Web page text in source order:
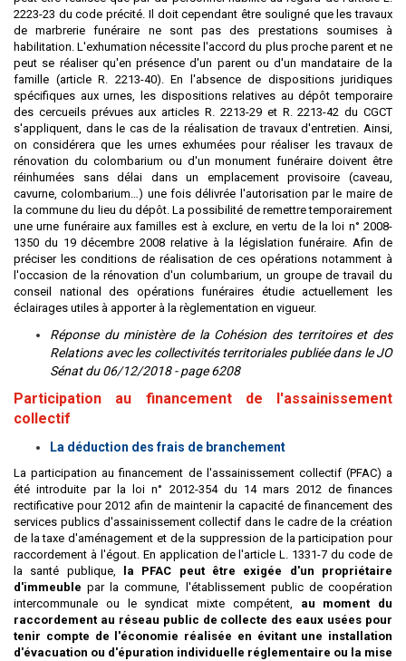
2223-23 du code précité. Il doit cependant être souligné que les travaux
de marbrerie funéraire ne sont pas des prestations soumises à
habilitation. L'exhumation nécessite l'accord du plus proche parent et ne
peut se réaliser qu'en présence d'un parent ou d'un mandataire de la
famille (article R. 2213-40). En l'absence de dispositions juridiques
spécifiques aux urnes, les dispositions relatives au dépôt temporaire
des cercueils prévues aux articles R. 2213-29 et R. 2213-42 du CGCT
s'appliquent, dans le cas de la réalisation de travaux d'entretien. Ainsi,
on considérera que les urnes exhumées pour réaliser les travaux de
rénovation du colombarium ou d'un monument funéraire doivent être
réinhumées sans délai dans un emplacement provisoire (caveau,
cavurne, colombarium…) une fois délivrée l'autorisation par le maire de
la commune du lieu du dépôt. La possibilité de remettre temporairement
une urne funéraire aux familles est à exclure, en vertu de la loi n° 2008-
1350 du 19 décembre 2008 relative à la législation funéraire. Afin de
préciser les conditions de réalisation de ces opérations notamment à
l'occasion de la rénovation d'un columbarium, un groupe de travail du
conseil national des opérations funéraires étudie actuellement les
éclairages utiles à apporter à la règlementation en vigueur.
Réponse du ministère de la Cohésion des territoires et des
Relations avec les collectivités territoriales publiée dans le JO
Sénat du 06/12/2018 - page 6208
Participation au financement de l'assainissement
collectif
La déduction des frais de branchement
La participation au financement de l'assainissement collectif (PFAC) a
été introduite par la loi n° 2012-354 du 14 mars 2012 de finances
rectificative pour 2012 afin de maintenir la capacité de financement des
services publics d'assainissement collectif dans le cadre de la création
de la taxe d'aménagement et de la suppression de la participation pour
raccordement à l'égout. En application de l'article L. 1331-7 du code de
la santé publique, la PFAC peut être exigée d'un propriétaire
d'immeublepar la commune, l'établissement public de coopération
intercommunale ou le syndicat mixte compétent, au moment du
raccordement au réseau public de collecte des eaux usées pour
tenir compte de l'économie réalisée en évitant une installation
d'évacuation ou d'épuration individuelle réglementaire ou la mise